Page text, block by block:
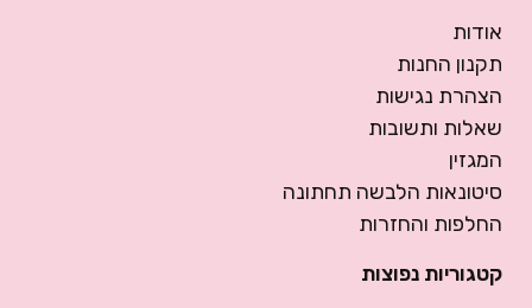
אודות
תקנון החנות
הצהרת נגישות
שאלות ותשובות
המגזין
סיטונאות הלבשה תחתונה
החלפות והחזרות
קטגוריות נפוצות